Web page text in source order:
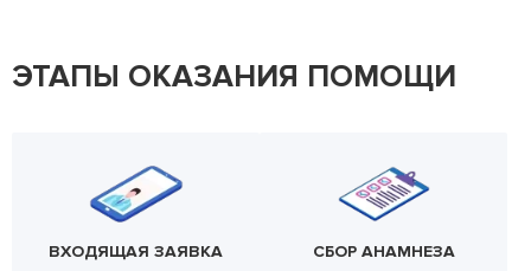
ЭТАПЫ ОКАЗАНИЯ ПОМОЩИ
ВХОДЯЩАЯ ЗАЯВКА СБОР АНАМНЕЗА